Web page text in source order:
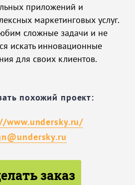
приложений и
маркетинговых услуг.
сложные задачи и не
искать инновационные
для своих клиентов.
похожий проект:
www.undersky.ru/
заказ